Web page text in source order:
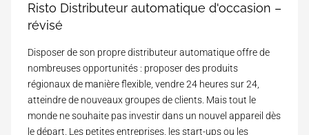
Risto Distributeur automatique d'occasion –
révisé
Disposer de son propre distributeur automatique offre de
nombreuses opportunités : proposer des produits
régionaux de manière flexible, vendre 24 heures sur 24,
atteindre de nouveaux groupes de clients. Mais tout le
monde ne souhaite pas investir dans un nouvel appareil dès
le départ. Les petites entreprises, les start-ups ou les